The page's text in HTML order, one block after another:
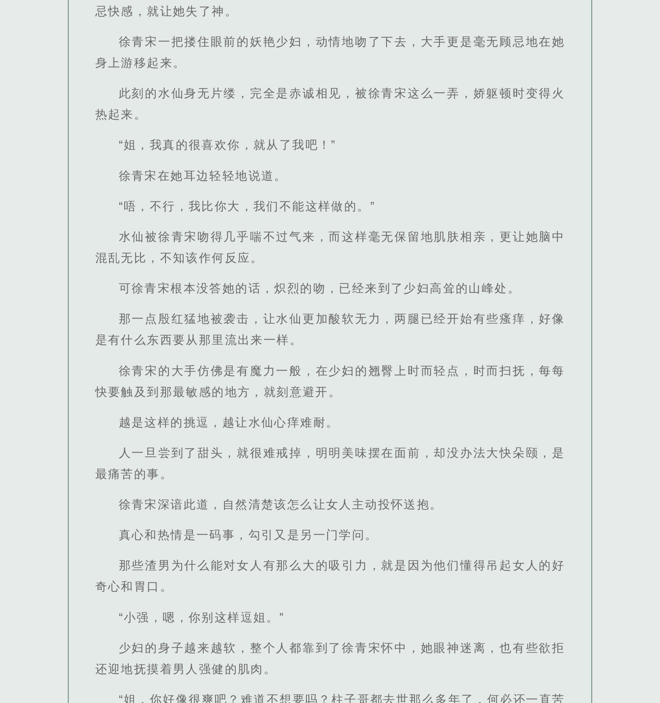
忌快感，就让她失了神。
徐青宋一把搂住眼前的妖艳少妇，动情地吻了下去，大手更是毫无顾忌地在她
身上游移起来。
此刻的水仙身无片缕，完全是赤诚相见，被徐青宋这么一弄，娇躯顿时变得火
热起来。
“姐，我真的很喜欢你，就从了我吧！”
徐青宋在她耳边轻轻地说道。
“唔，不行，我比你大，我们不能这样做的。”
水仙被徐青宋吻得几乎喘不过气来，而这样毫无保留地肌肤相亲，更让她脑中
混乱无比，不知该作何反应。
可徐青宋根本没答她的话，炽烈的吻，已经来到了少妇高耸的山峰处。
那一点殷红猛地被袭击，让水仙更加酸软无力，两腿已经开始有些瘙痒，好像
是有什么东西要从那里流出来一样。
徐青宋的大手仿佛是有魔力一般，在少妇的翘臀上时而轻点，时而扫抚，每每
快要触及到那最敏感的地方，就刻意避开。
越是这样的挑逗，越让水仙心痒难耐。
人一旦尝到了甜头，就很难戒掉，明明美味摆在面前，却没办法大快朵颐，是
最痛苦的事。
徐青宋深谙此道，自然清楚该怎么让女人主动投怀送抱。
真心和热情是一码事，勾引又是另一门学问。
那些渣男为什么能对女人有那么大的吸引力，就是因为他们懂得吊起女人的好
奇心和胃口。
“小强，嗯，你别这样逗姐。”
少妇的身子越来越软，整个人都靠到了徐青宋怀中，她眼神迷离，也有些欲拒
还迎地抚摸着男人强健的肌肉。
“姐，你好像很爽吧？难道不想要吗？柱子哥都去世那么多年了，何必还一直苦